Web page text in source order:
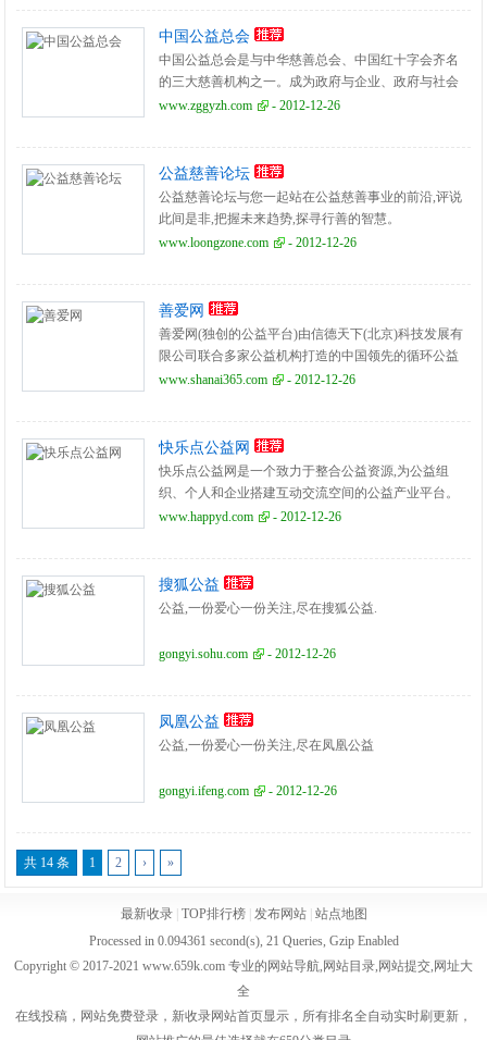
中国公益总会
中国公益总会是与中华慈善总会、中国红十字会齐名
的三大慈善机构之一。成为政府与企业、政府与社会
之间共同打响公益品牌的桥梁和纽带。
www.zggyzh.com - 2012-12-26
公益慈善论坛
公益慈善论坛与您一起站在公益慈善事业的前沿,评说
此间是非,把握未来趋势,探寻行善的智慧。
www.loongzone.com
- 2012-12-26
善爱网
善爱网(独创的公益平台)由信德天下(北京)科技发展有
限公司联合多家公益机构打造的中国领先的循环公益
平台.
www.shanai365.com - 2012-12-26
快乐点公益网
快乐点公益网是一个致力于整合公益资源,为公益组
织、个人和企业搭建互动交流空间的公益产业平台。
www.happyd.com
- 2012-12-26
搜狐公益
公益,一份爱心一份关注,尽在搜狐公益.
gongyi.sohu.com - 2012-12-26
凤凰公益
公益,一份爱心一份关注,尽在凤凰公益
gongyi.ifeng.com - 2012-12-26
共 14 条 1 2 › »
最新收录| TOP排行榜| 发布网站| 站点地图
Processed in 0.094361 second(s), 21 Queries, Gzip Enabled
Copyright © 2017-2021 www.659k.com 专业的网站导航,网站目录,网站提交,网址大
全
在线投稿，网站免费登录，新收录网站首页显示，所有排名全自动实时刷更新，